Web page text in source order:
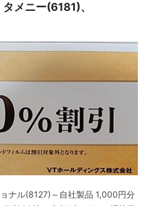
メニー(6181)、
ナル(8127)～自社製品 1,000円分